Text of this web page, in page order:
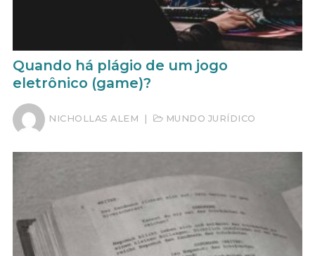
Quando há plágio de um jogo
eletrônico (game)?
NICHOLLAS ALEM | MUNDO JURÍDICO